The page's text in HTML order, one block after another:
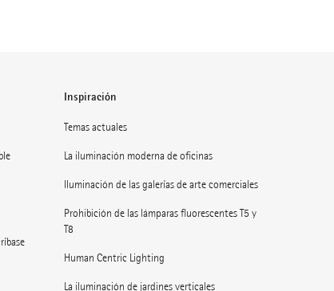
Inspiración
Temas actuales
La iluminación moderna de oficinas
Iluminación de las galerías de arte comerciales
Prohibición de las lámparas fluorescentes T5 y
T8
Human Centric Lighting
La iluminación de jardines verticales